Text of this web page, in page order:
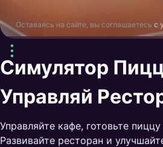
Оставаясь на сайте, вы соглашаетесь с
Симулятор
Управляй
Управляйте кафе, готовьте
Развивайте ресторан и